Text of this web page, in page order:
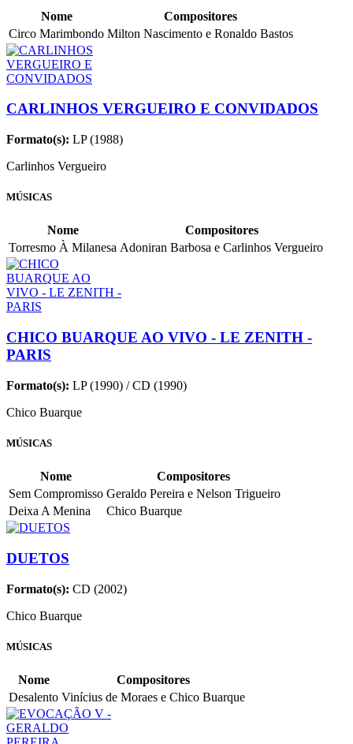
Nome
Compositores
Circo Marimbondo Milton Nascimento e Ronaldo Bastos
CARLINHOS VERGUEIRO E CONVIDADOS
Formato(s): LP (1988)
Carlinhos Vergueiro
MÚSICAS
Nome
Compositores
Torresmo À Milanesa Adoniran Barbosa e Carlinhos Vergueiro
CHICO BUARQUE AO VIVO - LE ZENITH -
PARIS
Formato(s): LP (1990) / CD (1990)
Chico Buarque
MÚSICAS
Nome
Compositores
Sem Compromisso Geraldo Pereira e Nelson Trigueiro
Deixa A Menina
Chico Buarque
DUETOS
Formato(s): CD (2002)
Chico Buarque
MÚSICAS
Nome
Compositores
Desalento Vinícius de Moraes e Chico Buarque